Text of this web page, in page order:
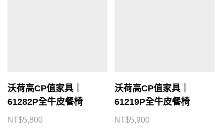
沃荷高CP值家具｜
61282P全牛皮餐椅
NT$5,800
沃荷高CP值家具｜
61219P全牛皮餐椅
NT$5,900